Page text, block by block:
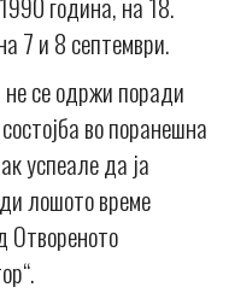
7 и 8 септември.
се одржи поради
во поранешна
успеале да ја
лошото време
Отвореното